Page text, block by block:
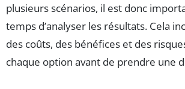
plusieurs scénarios, il est donc
temps d’analyser les résultats. Cela
des coûts, des bénéfices et des
chaque option avant de prendre une